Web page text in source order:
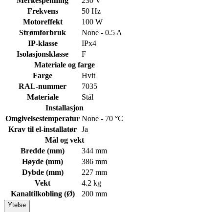
Frekvens
50 Hz
Motoreffekt
100 W
Strømforbruk
None - 0.5 A
IP-klasse
IPx4
Isolasjonsklasse
F
Materiale og farge
Farge
Hvit
RAL-nummer
7035
Materiale
Stål
Installasjon
Omgivelsestemperatur None - 70 °C
Krav til el-installatør Ja
Mål og vekt
Bredde (mm)
344 mm
Høyde (mm)
386 mm
Dybde (mm)
227 mm
Vekt
4.2 kg
Kanaltilkobling (Ø)
200 mm
Ytelse